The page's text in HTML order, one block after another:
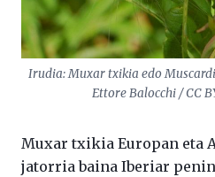
Irudia: Muxar txikia edo
Ettore Balocchi / CC
Muxar txikia Europan eta
jatorria baina Iberiar